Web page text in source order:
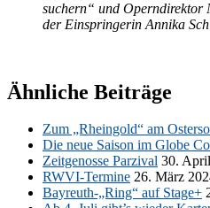
su­chern“ und Opern­di­rek­tor
der Ein­sprin­ge­rin An­ni­ka
Ähnliche Beiträge
Zum „Rhein­gold“ am
Die neue Sai­son im Glo­be
Zeit­ge­nos­se Par­zi­val 30.
RWVI-Ter­mi­ne 26. März
Bayreuth-„Ring“ auf Stage+